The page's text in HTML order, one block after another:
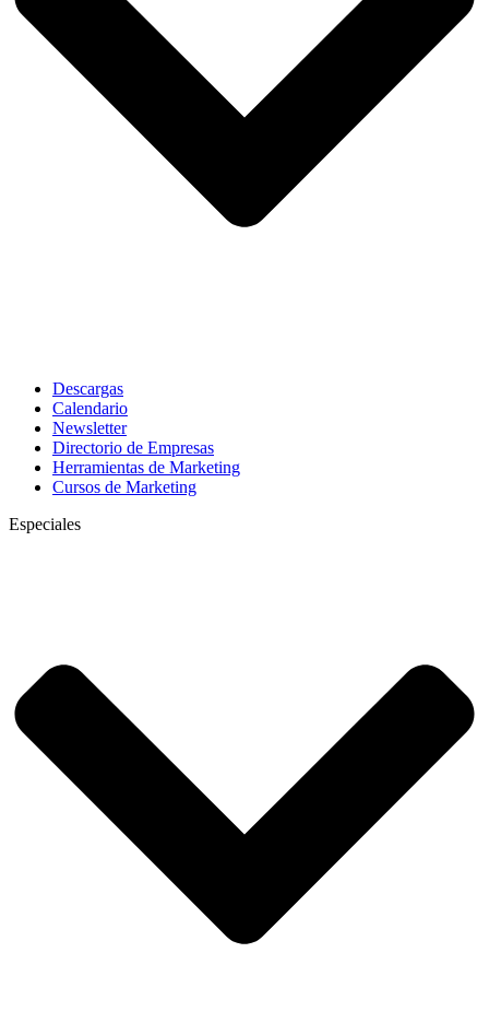
Descargas
Calendario
Newsletter
Directorio de Empresas
Herramientas de Marketing
Cursos de Marketing
Especiales